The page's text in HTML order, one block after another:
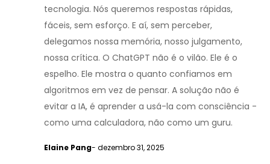
tecnologia. Nós queremos respostas rápidas,
fáceis, sem esforço. E aí, sem perceber,
delegamos nossa memória, nosso julgamento,
nossa crítica. O ChatGPT não é o vilão. Ele é o
espelho. Ele mostra o quanto confiamos em
algoritmos em vez de pensar. A solução não é
evitar a IA, é aprender a usá-la com consciência -
como uma calculadora, não como um guru.
Elaine Pang- dezembro 31, 2025